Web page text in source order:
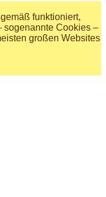
funktioniert,
sogenannte Cookies –
großen Websites